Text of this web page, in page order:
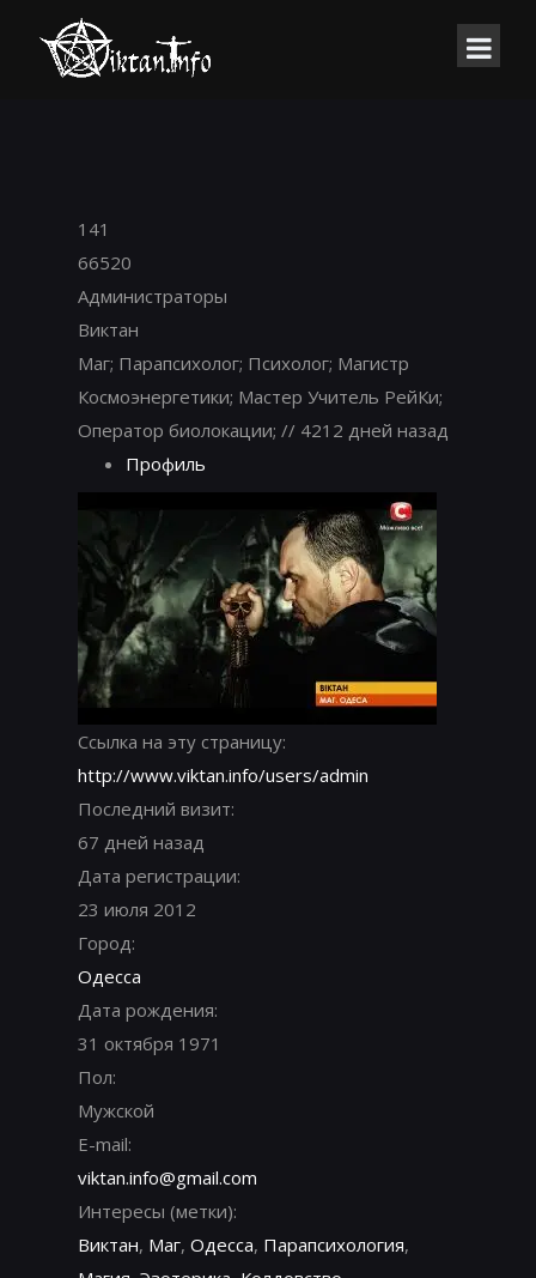
141
66520
Администраторы
Виктан
Маг; Парапсихолог; Психолог; Магистр
Космоэнергетики; Мастер Учитель РейКи;
Оператор биолокации; // 4212 дней назад
Профиль
Ссылка на эту страницу:
http://www.viktan.info/users/admin
Последний визит:
67 дней назад
Дата регистрации:
23 июля 2012
Город:
Одесса
Дата рождения:
31 октября 1971
Пол:
Мужской
E-mail:
viktan.info@gmail.com
Интересы (метки):
Виктан, Маг, Одесса, Парапсихология,